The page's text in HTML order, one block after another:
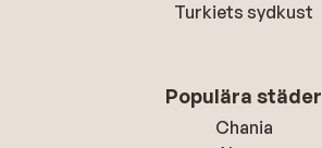
Turkiets sydkust
Populära städer
Chania